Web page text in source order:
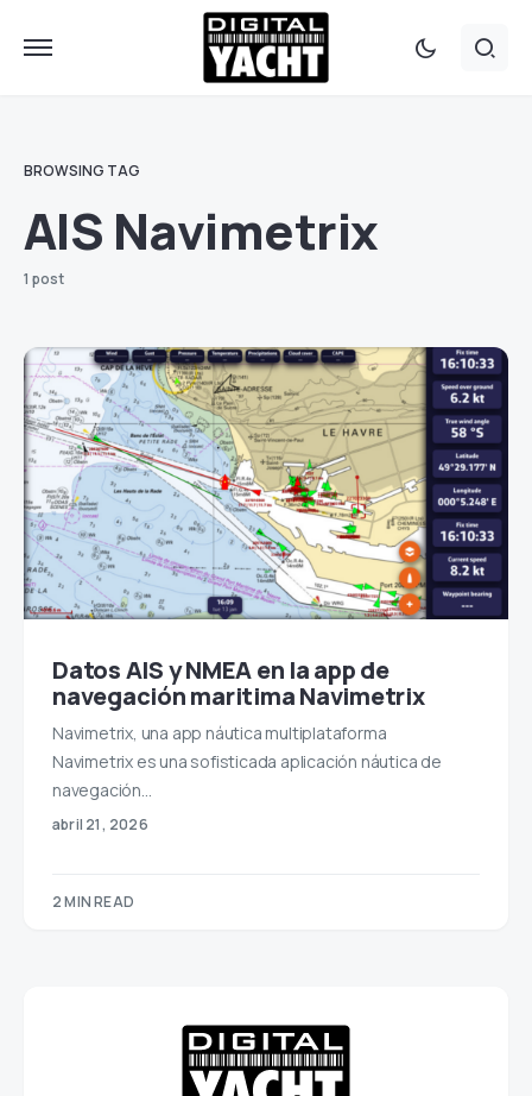
BROWSING TAG
AIS Navimetrix
1 post
Datos AIS y NMEA en la app de
navegación maritima Navimetrix
Navimetrix, una app náutica multiplataforma
Navimetrix es una sofisticada aplicación náutica de
navegación…
abril 21, 2026
2 MIN READ